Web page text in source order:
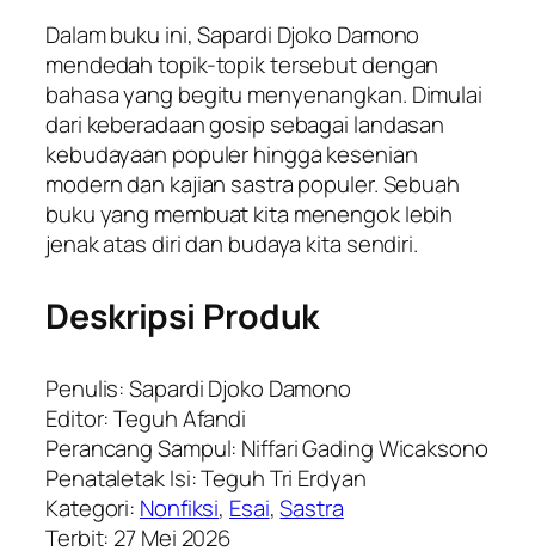
Dalam buku ini, Sapardi Djoko Damono
mendedah topik-topik tersebut dengan
bahasa yang begitu menyenangkan. Dimulai
dari keberadaan gosip sebagai landasan
kebudayaan populer hingga kesenian
modern dan kajian sastra populer. Sebuah
buku yang membuat kita menengok lebih
jenak atas diri dan budaya kita sendiri.
Deskripsi Produk
Penulis: Sapardi Djoko Damono
Editor: Teguh Afandi
Perancang Sampul: Niffari Gading Wicaksono
Penataletak Isi: Teguh Tri Erdyan
Kategori: Nonfiksi, Esai,Sastra
Terbit: 27 Mei 2026